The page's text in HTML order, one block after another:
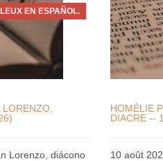
EN ESPAÑOL.
Lorenzo, diácono
HOMÉLIE
DIACRE --
10 août